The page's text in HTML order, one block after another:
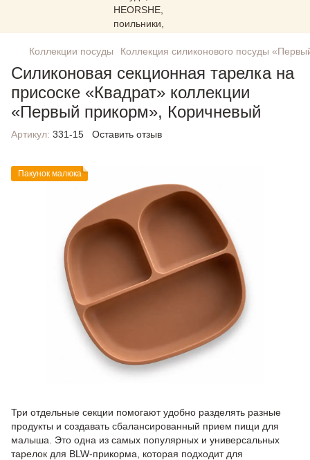
Коллекции посуды Коллекция силиконового посуды
Силиконовая секционная тарелка на
присоске «Квадрат» коллекции
«Первый прикорм», Коричневый
Артикул: 331-15 Оставить отзыв
Пакунок малюка
Три отдельные секции помогают удобно разделять разные
продукты и создавать сбалансированный прием пищи для
малыша. Это одна из самых популярных и универсальных
тарелок для BLW-прикорма, которая подходит для